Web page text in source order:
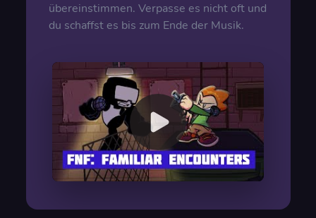
übereinstimmen. Verpasse es nicht oft und
du schaffst es bis zum Ende der Musik.